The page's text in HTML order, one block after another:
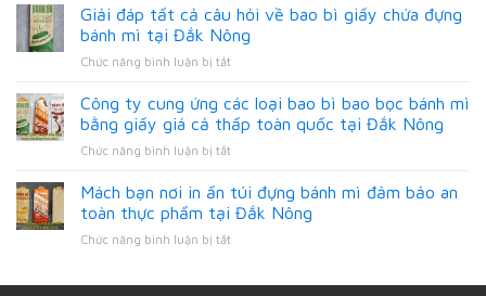
mì
Đắk
Nông?
bao
đựng
bánh
mì
những
dữ
liệu
không
bỏ
lỡ
Đắk
Giải đáp tất cả câu hỏi về bao bì giấy chứa đựng
bánh mì tại Đắk Nông
Chức năng bình luận bị tắtở
đáp
tất
cả
câu
về
bao
giấy
Công ty cung ứng các loại bao bì bao bọc bánh mì
bằng giấy giá cả thấp toàn quốc tại Đắk Nông
Chức năng bình luận bị tắtở
ty
cung
ứng
các
Mách bạn nơi in ấn túi đựng bánh mì đảm bảo an
toàn thực phẩm tại Đắk Nông
Chức năng bình luận bị tắtở